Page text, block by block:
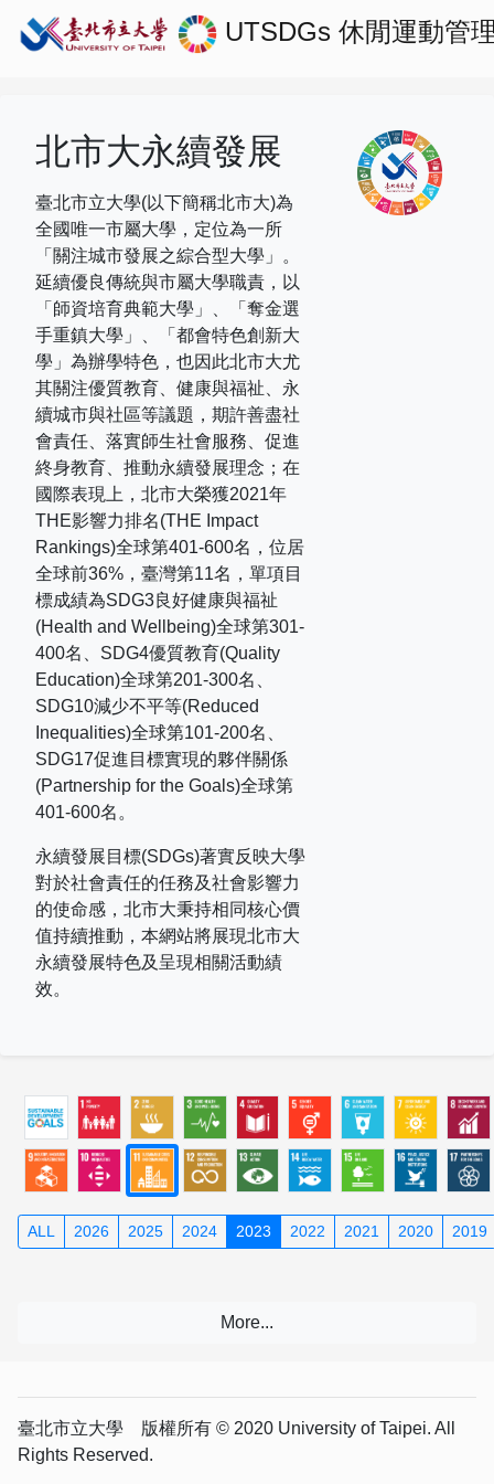
UTSDGs 休閒運動管
北市大永續發展
臺北市立大學(以下簡稱北市大)為
全國唯一市屬大學，定位為一所
「關注城市發展之綜合型大學」。
延續優良傳統與市屬大學職責，以
「師資培育典範大學」、「奪金選
手重鎮大學」、「都會特色創新大
學」為辦學特色，也因此北市大尤
其關注優質教育、健康與福祉、永
續城市與社區等議題，期許善盡社
會責任、落實師生社會服務、促進
終身教育、推動永續發展理念；在
國際表現上， 北市大榮獲2021年
THE影響力排名(THE Impact
Rankings)全球第401-600名，位居
全球前36% ，臺灣第11名，單項目
標成績為SDG3良好健康與福祉
(Health and Wellbeing)全球第301-
400名、 SDG4優質教育(Quality
Education)全球第201-300名、
SDG10減少不平等(Reduced
Inequalities)全球第101-200名、
SDG17促進目標實現的夥伴關係
(Partnership for the Goals)全球第
401-600名。
永續發展目標(SDGs)著實反映大學
對於社會責任的任務及社會影響力
的使命感，北市大秉持相同核心價
值持續推動，本網站將展現北市大
永續發展特色及呈現相關活動績
效。
ALL 2026 2025 2024 2023 2022 2021 2020 2019
臺北市立大學 版權所有 © 2020 University of Taipei. All
Rights Reserved.